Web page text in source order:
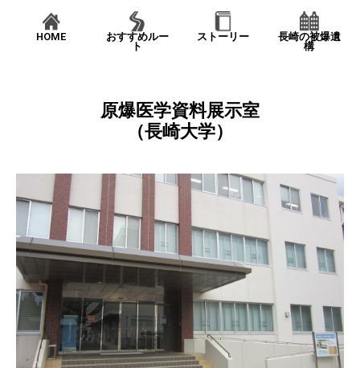
HOME
おすすめルー
ト
ストーリー
長崎の被爆遺
構
原爆医学資料展示室
（長崎大学）